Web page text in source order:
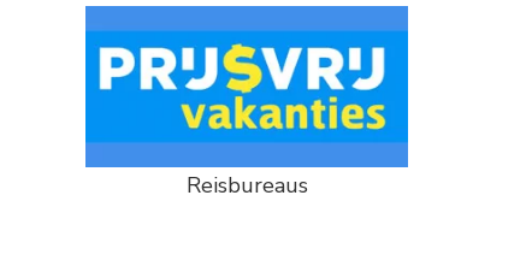
Reisbureaus